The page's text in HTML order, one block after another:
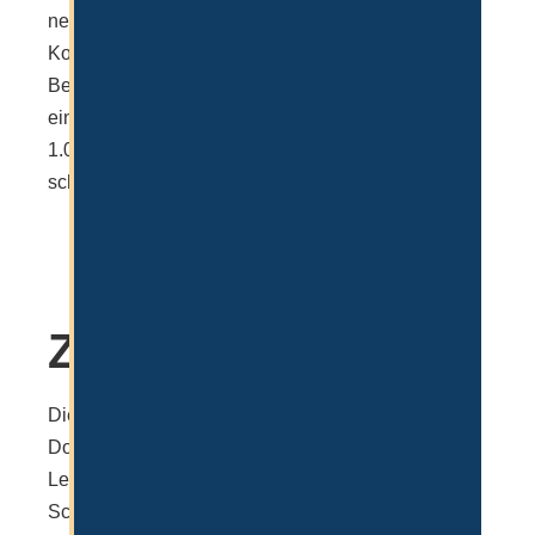
nehmen, ist nicht unbedingt zu empfehlen, da die
Kommunikation und Terminkoordination mit den
Behörden oftmals kompliziert sein kann. Wenn man
eine Agentur beauftragt, zahlt man in der Regel
1.000 – 1.500€ und der Ablauf ist wesentlich
schneller und stressfreier.
Zusammenfassung
Die Emirates ID ist mitunter das wichtigste
Dokument, wenn es um die Auswanderung und das
Leben in Dubai geht. Es ist Personalausweis und
Schlüsseldokument zugleich und erlaubt,